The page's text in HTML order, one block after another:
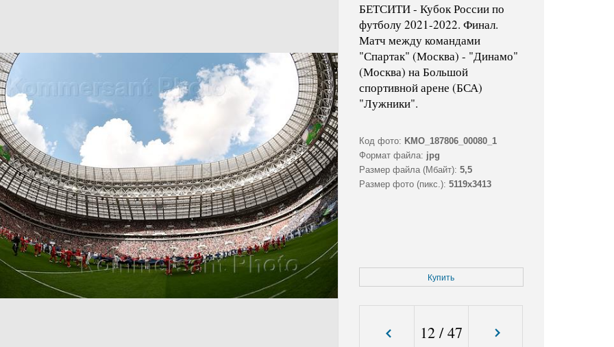
БЕТСИТИ - Кубок России по
футболу 2021-2022. Финал.
Матч между командами
"Спартак" (Москва) - "Динамо"
(Москва) на Большой
спортивной арене (БСА)
"Лужники".
Код фото: KMO_187806_00080_1
Формат файла: jpg
Размер файла (Мбайт): 5,5
Размер фото (пикс.): 5119x3413
Купить
12/47